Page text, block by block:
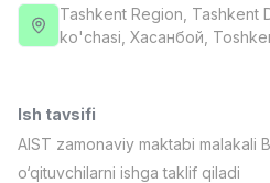
LES AILES
Full time job
Ish joyidan
3,000,000 - 10,000,000 sum
NAVBAHOR APTEKA
Full time job
Ish joyidan
Tashkent Region , Tashkent
ko'chasi, Хасанбой,
Ish tavsifi
AIST zamonaviy maktabi malakali
o‘qituvchilarni ishga taklif qiladi